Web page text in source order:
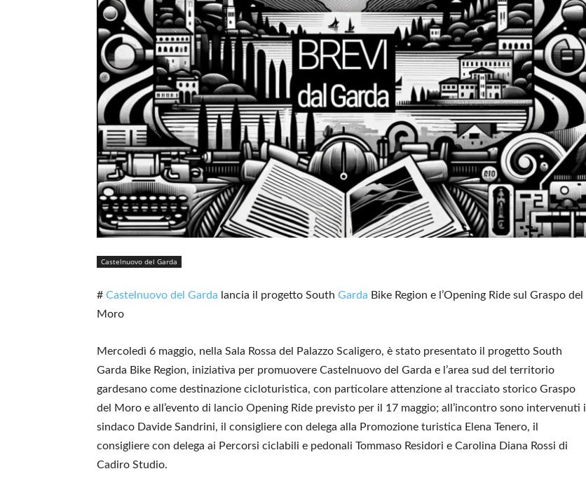
Castelnuovo del Garda
# Castelnuovo del Garda lancia il progetto South Garda Bike Region e l’Opening Ride sul Graspo del
Moro
Mercoledì 6 maggio, nella Sala Rossa del Palazzo Scaligero, è stato presentato il progetto South
Garda Bike Region, iniziativa per promuovere Castelnuovo del Garda e l’area sud del territorio
gardesano come destinazione cicloturistica, con particolare attenzione al tracciato storico Graspo
del Moro e all’evento di lancio Opening Ride previsto per il 17 maggio; all’incontro sono intervenuti il
sindaco Davide Sandrini, il consigliere con delega alla Promozione turistica Elena Tenero, il
consigliere con delega ai Percorsi ciclabili e pedonali Tommaso Residori e Carolina Diana Rossi di
Cadiro Studio.